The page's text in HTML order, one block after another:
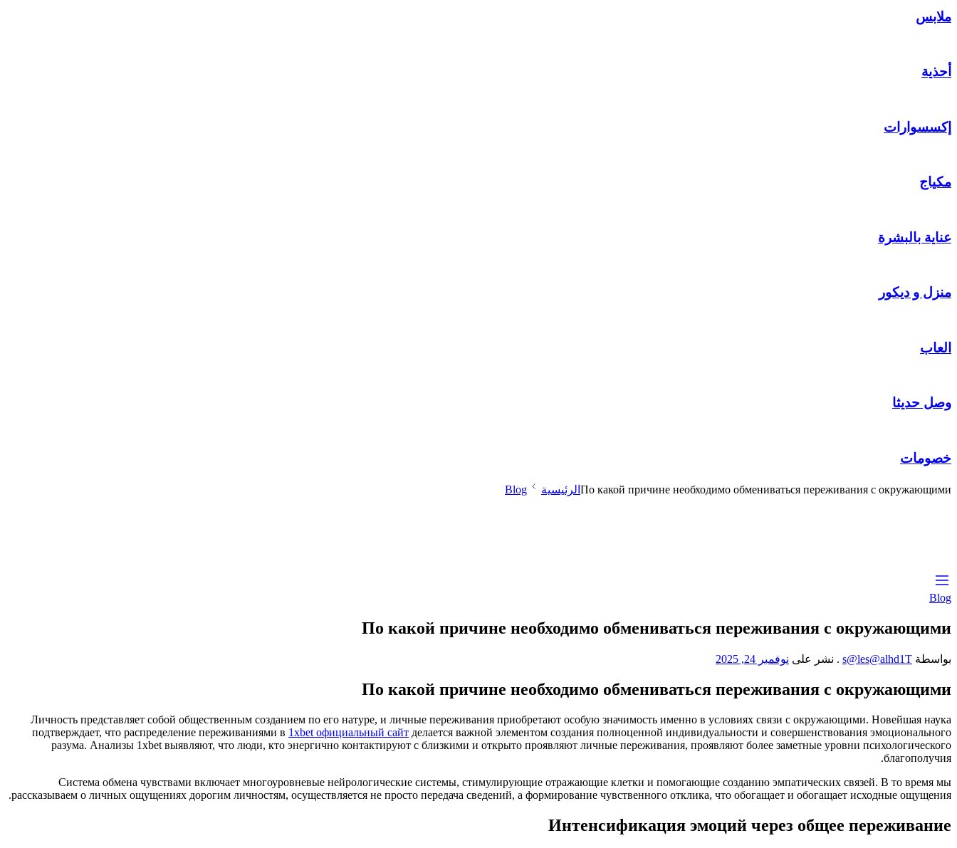
ملابس
أحذية
إكسسوارات
مكياج
عناية بالبشرة
منزل و ديكور
العاب
وصل حديثا
خصومات
По какой причине необходимо обмениваться переживания с окружающими الرئيسية Blog
Blog
По какой причине необходимо обмениваться переживания с окружающими
بواسطة s@les@alhd1T
. نشر على نوفمبر 24, 2025
По какой причине необходимо обмениваться переживания с окружающими
Личность представляет собой общественным созданием по его натуре, и личные переживания приобретают особую значимость именно в условиях связи с окружающими. Новейшая наука
подтверждает, что распределение переживаниями в 1xbet официальный сайт делается важной элементом создания полноценной индивидуальности и совершенствования эмоционального
разума. Анализы 1xbet выявляют, что люди, кто энергично контактируют с близкими и открыто проявляют личные переживания, проявляют более заметные уровни психологического
благополучия.
Система обмена чувствами включает многоуровневые нейрологические системы, стимулирующие отражающие клетки и помогающие созданию эмпатических связей. В то время мы
рассказываем о личных ощущениях дорогим личностям, осуществляется не просто передача сведений, а формирование чувственного отклика, что обогащает и обогащает исходные ощущения.
Интенсификация эмоций через общее переживание